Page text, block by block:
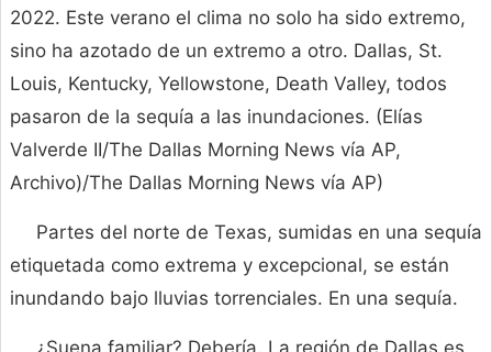
2022. Este verano el clima no solo ha sido extremo,
sino ha azotado de un extremo a otro. Dallas, St.
Louis, Kentucky, Yellowstone, Death Valley, todos
pasaron de la sequía a las inundaciones. (Elías
Valverde II/The Dallas Morning News vía AP,
Archivo)/The Dallas Morning News vía AP)
Partes del norte de Texas, sumidas en una sequía
etiquetada como extrema y excepcional, se están
inundando bajo lluvias torrenciales. En una sequía.
¿Suena familiar? Debería. La región de Dallas es